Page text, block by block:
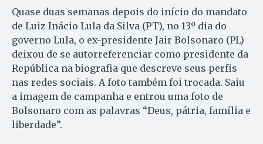
Quase duas semanas depois do início do mandato
de Luiz Inácio Lula da Silva (PT), no 13º dia do
governo Lula, o ex-presidente Jair Bolsonaro (PL)
deixou de se autorreferenciar como presidente da
República na biografia que descreve seus perfis
nas redes sociais. A foto também foi trocada. Saiu
a imagem de campanha e entrou uma foto de
Bolsonaro com as palavras “Deus, pátria, família e
liberdade”.